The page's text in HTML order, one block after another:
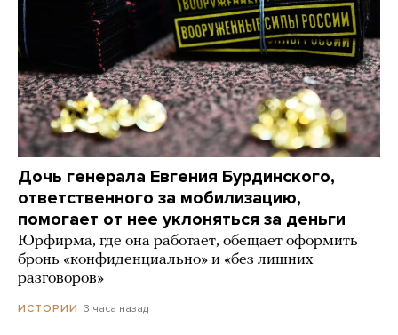
Дочь генерала Евгения Бурдинского,
ответственного за мобилизацию,
помогает от нее уклоняться за деньги
Юрфирма, где она работает, обещает оформить
бронь «конфиденциально» и «без лишних
разговоров»
ИСТОРИИ 3 часа назад